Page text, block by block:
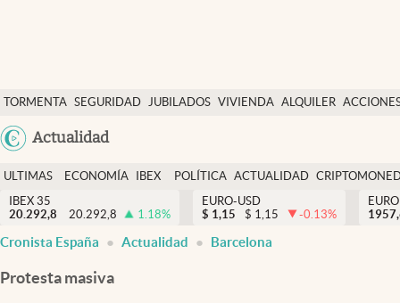
TORMENTA SEGURIDAD JUBILADOS VIVIENDA ALQUILER
Actualidad
Economía y finanzas
Política
Actualidad
Criptomonedas
España
ULTIMAS
NOTICIAS
ECONOMÍA
FINANZAS
IBEX
EURO
POLÍTICA ACTUALIDAD
IBEX 35
20.292,8
20.292,8 1.18%
EURO-USD
$ 1,15 $ 1,15 -0.13%
Cronista España Actualidad Barcelona
Protesta masiva